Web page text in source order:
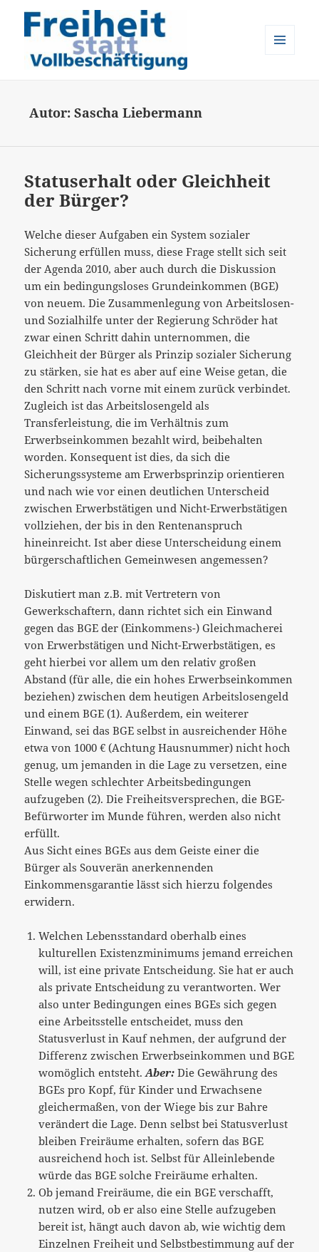
Autor:Sascha Liebermann
Statuserhalt oder Gleichheit
der Bürger?
Welche dieser Aufgaben ein System sozialer
Sicherung erfüllen muss, diese Frage stellt sich seit
der Agenda 2010, aber auch durch die Diskussion
um ein bedingungsloses Grundeinkommen (BGE)
von neuem. Die Zusammenlegung von Arbeitslosen-
und Sozialhilfe unter der Regierung Schröder hat
zwar einen Schritt dahin unternommen, die
Gleichheit der Bürger als Prinzip sozialer Sicherung
zu stärken, sie hat es aber auf eine Weise getan, die
den Schritt nach vorne mit einem zurück verbindet.
Zugleich ist das Arbeitslosengeld als
Transferleistung, die im Verhältnis zum
Erwerbseinkommen bezahlt wird, beibehalten
worden. Konsequent ist dies, da sich die
Sicherungssysteme am Erwerbsprinzip orientieren
und nach wie vor einen deutlichen Unterscheid
zwischen Erwerbstätigen und Nicht-Erwerbstätigen
vollziehen, der bis in den Rentenanspruch
hineinreicht. Ist aber diese Unterscheidung einem
bürgerschaftlichen Gemeinwesen angemessen?
Diskutiert man z.B. mit Vertretern von
Gewerkschaftern, dann richtet sich ein Einwand
gegen das BGE der (Einkommens-) Gleichmacherei
von Erwerbstätigen und Nicht-Erwerbstätigen, es
geht hierbei vor allem um den relativ großen
Abstand (für alle, die ein hohes Erwerbseinkommen
beziehen) zwischen dem heutigen Arbeitslosengeld
und einem BGE (1). Außerdem, ein weiterer
Einwand, sei das BGE selbst in ausreichender Höhe
etwa von 1000 € (Achtung Hausnummer) nicht hoch
genug, um jemanden in die Lage zu versetzen, eine
Stelle wegen schlechter Arbeitsbedingungen
aufzugeben (2). Die Freiheitsversprechen, die BGE-
Befürworter im Munde führen, werden also nicht
erfüllt.
Aus Sicht eines BGEs aus dem Geiste einer die
Bürger als Souverän anerkennenden
Einkommensgarantie lässt sich hierzu folgendes
erwidern.
Welchen Lebensstandard oberhalb eines
kulturellen Existenzminimums jemand erreichen
will, ist eine private Entscheidung. Sie hat er auch
als private Entscheidung zu verantworten. Wer
also unter Bedingungen eines BGEs sich gegen
eine Arbeitsstelle entscheidet, muss den
Statusverlust in Kauf nehmen, der aufgrund der
Differenz zwischen Erwerbseinkommen und BGE
womöglich entsteht.Aber: Die Gewährung des
BGEs pro Kopf, für Kinder und Erwachsene
gleichermaßen, von der Wiege bis zur Bahre
verändert die Lage. Denn selbst bei Statusverlust
bleiben Freiräume erhalten, sofern das BGE
ausreichend hoch ist. Selbst für Alleinlebende
würde das BGE solche Freiräume erhalten.
Ob jemand Freiräume, die ein BGE verschafft,
nutzen wird, ob er also eine Stelle aufzugeben
bereit ist, hängt auch davon ab, wie wichtig dem
Einzelnen Freiheit und Selbstbestimmung auf der